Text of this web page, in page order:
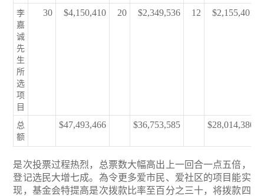
李
嘉
诚
先
生
所
选
项
目
30 $4,150,410 20 $2,349,536 12 $2,155,401
总
额
$47,493,466 $36,753,585 $28,014,380
是次投票过程热烈，总票数大幅高出上一回合一点五倍，
登记选民大增七成。為令更多爱市民、爱社区的项目能实
现，基金会特提高是次拨款比率至百分之三十，将拨款四